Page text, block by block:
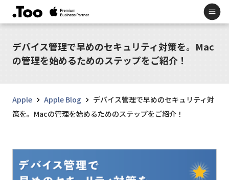
デバイス管理で早めのセキュリティ対策を。Mac
の管理を始めるためのステップをご紹介！
Apple Apple Blog
デバイス管理で早めのセキュリティ対
策を。Macの管理を始めるためのステップをご紹介！